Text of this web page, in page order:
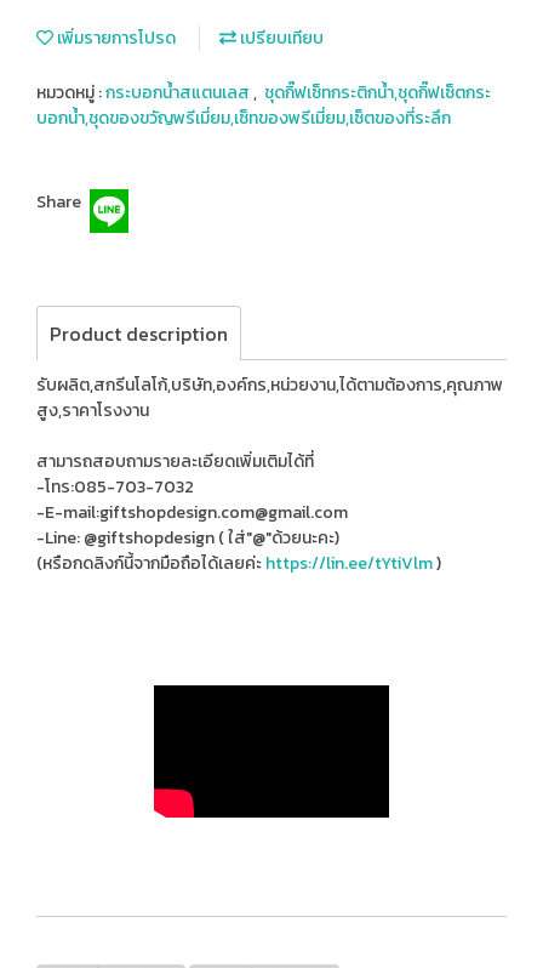
เพิ่มรายการโปรด เปรียบเทียบ
หมวดหมู่ :กระบอกน้ำสแตนเลส, ชุดกิ๊ฟเซ็ทกระติกน้ำ,ชุดกิ๊ฟเซ็ตกระ
บอกน้ำ,ชุดของขวัญพรีเมี่ยม,เซ็ทของพรีเมี่ยม,เซ็ตของที่ระลึก
Share
Product description
รับผลิต,สกรีนโลโก้,บริษัท,องค์กร,หน่วยงาน,ได้ตามต้องการ,คุณภาพ
สูง,ราคาโรงงาน
สามารถสอบถามรายละเอียดเพิ่มเติมได้ที่
-โทร:085-703-7032
-E-mail:giftshopdesign.com@gmail.com
-Line: @giftshopdesign ( ใส่"@"ด้วยนะคะ)
(หรือกดลิงก์นี้จากมือถือได้เลยค่ะhttps://lin.ee/tYtiVlm)